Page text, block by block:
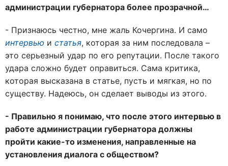
администрации губернатора более прозрачной…
- Признаюсь честно, мне жаль Кочергина. И само
интервью и статья, которая за ним последовала –
это серьезный удар по его репутации. После такого
удара сложно будет оправиться. Сама критика,
которая высказана в статье, пусть и мягкая, но по
существу. Надеюсь, он сделает выводы из этого.
- Правильно я понимаю, что после этого интервью в
работе администрации губернатора должны
пройти какие-то изменения, направленные на
установления диалога с обществом?